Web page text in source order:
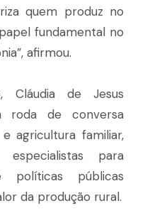
quem produz no
fundamental no
afirmou.
Cláudia de Jesus
roda de conversa
agricultura familiar,
para
políticas públicas
da produção rural.